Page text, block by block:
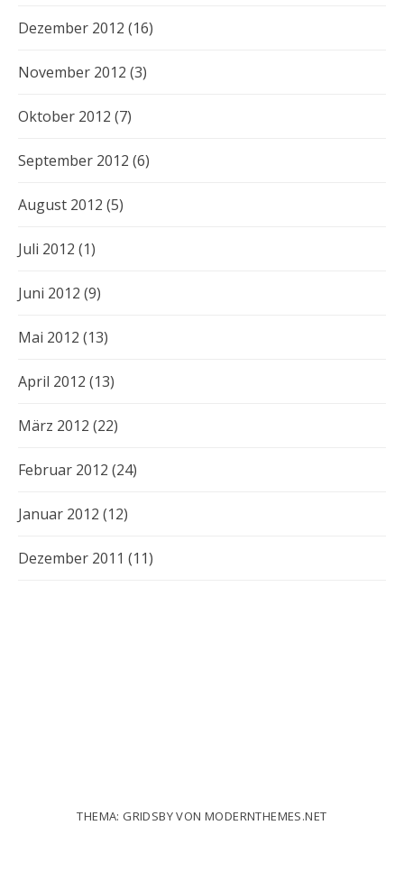
Dezember 2012 (16)
November 2012 (3)
Oktober 2012 (7)
September 2012 (6)
August 2012 (5)
Juli 2012 (1)
Juni 2012 (9)
Mai 2012 (13)
April 2012 (13)
März 2012 (22)
Februar 2012 (24)
Januar 2012 (12)
Dezember 2011 (11)
THEMA: GRIDSBY VONMODERNTHEMES.NET